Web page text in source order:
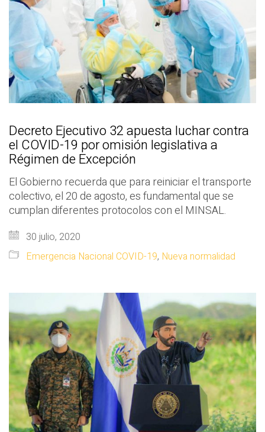
Decreto Ejecutivo 32 apuesta luchar contra
el COVID-19 por omisión legislativa a
Régimen de Excepción
El Gobierno recuerda que para reiniciar el transporte
colectivo, el 20 de agosto, es fundamental que se
cumplan diferentes protocolos con el MINSAL.
30 julio, 2020
Emergencia Nacional COVID-19, Nueva normalidad